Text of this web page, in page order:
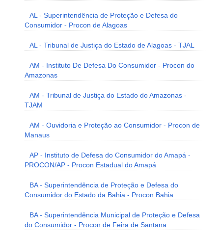
AL - Superintendência de Proteção e Defesa do
Consumidor - Procon de Alagoas
AL - Tribunal de Justiça do Estado de Alagoas - TJAL
AM - Instituto De Defesa Do Consumidor - Procon do
Amazonas
AM - Tribunal de Justiça do Estado do Amazonas -
TJAM
AM - Ouvidoria e Proteção ao Consumidor - Procon de
Manaus
AP - Instituto de Defesa do Consumidor do Amapá -
PROCON/AP - Procon Estadual do Amapá
BA - Superintendência de Proteção e Defesa do
Consumidor do Estado da Bahia - Procon Bahia
BA - Superintendência Municipal de Proteção e Defesa
do Consumidor - Procon de Feira de Santana